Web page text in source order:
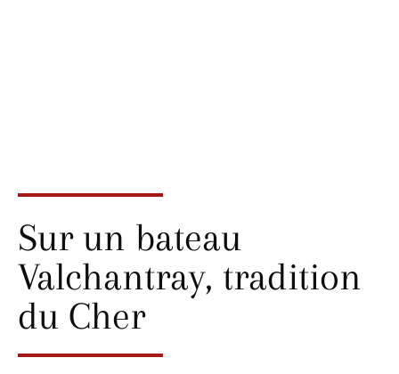
Sur un bateau
Valchantray, tradition
du Cher